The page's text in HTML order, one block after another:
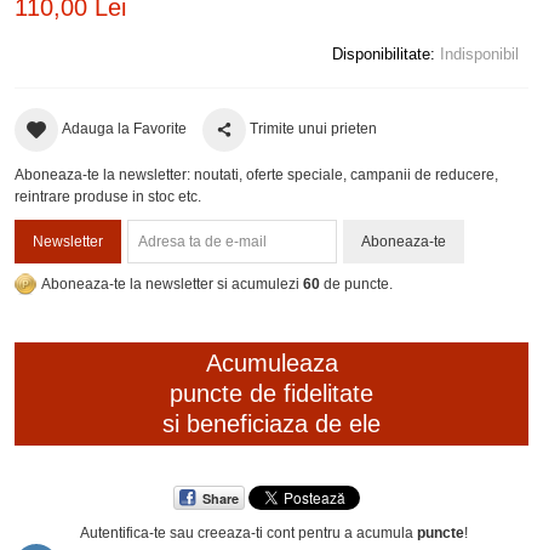
110,00 Lei
Disponibilitate: Indisponibil
Adauga la Favorite Trimite unui prieten
Aboneaza-te la newsletter: noutati, oferte speciale, campanii de reducere,
reintrare produse in stoc etc.
Newsletter Aboneaza-te
Aboneaza-te la newsletter si acumulezi 60 de puncte.
Acumuleaza
puncte de fidelitate
si beneficiaza de ele
Share
Autentifica-te sau creeaza-ti contpentru a acumula puncte!